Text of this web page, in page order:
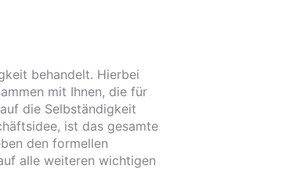
behandelt. Hierbei
mit Ihnen, die für
die Selbständigkeit
ist das gesamte
den formellen
alle weiteren wichtigen